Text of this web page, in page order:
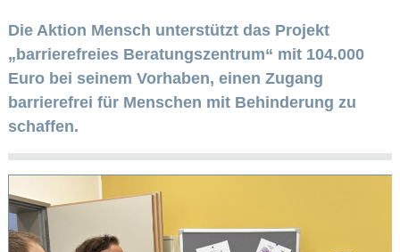
Die Aktion Mensch unterstützt das Projekt
„barrierefreies Beratungszentrum“ mit 104.000
Euro bei seinem Vorhaben, einen Zugang
barrierefrei für Menschen mit Behinderung zu
schaffen.